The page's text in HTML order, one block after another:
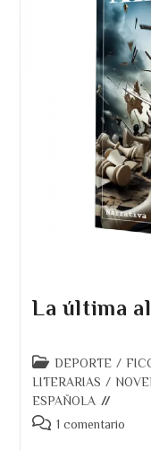
La última
Categoría
de
la
entrada:
DEPORTE /
LITERARIAS /
ESPAÑOLA
Comentarios
1 comentario